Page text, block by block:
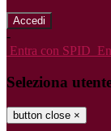
-
Entra con SPID
Seleziona
button close ×